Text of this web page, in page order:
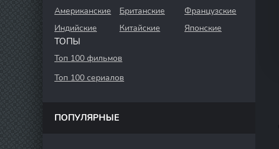
Американские
Британские
Французские
Индийские
Китайские Японские
ТОПЫ
Топ 100 фильмов
Топ 100 сериалов
ПОПУЛЯРНЫЕ